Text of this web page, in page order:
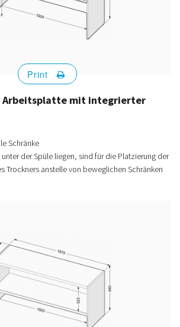
Arbeitsplatte mit integrierter
Schränke
der Spüle liegen, sind für die Platzierung der
Trockners anstelle von beweglichen Schränken
Print